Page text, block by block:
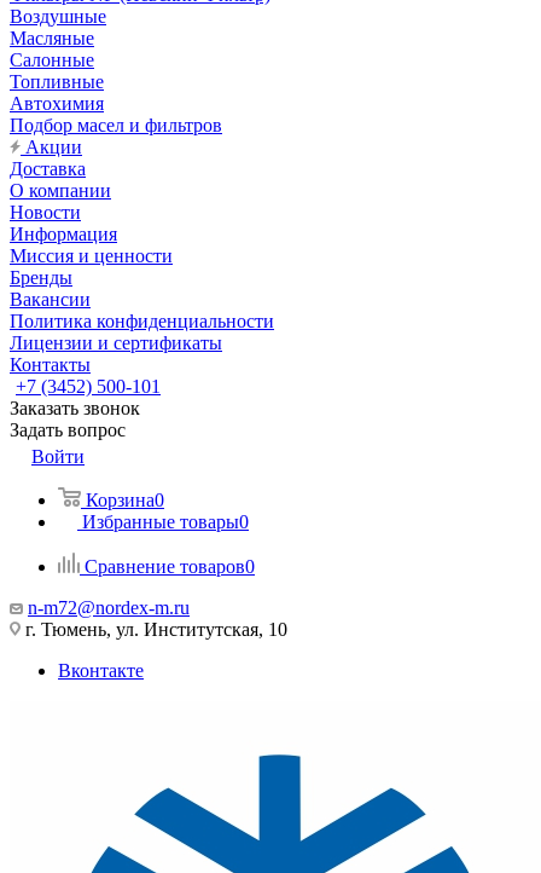
Воздушные
Масляные
Салонные
Топливные
Автохимия
Подбор масел и фильтров
Акции
Доставка
О компании
Новости
Информация
Миссия и ценности
Бренды
Вакансии
Политика конфиденциальности
Лицензии и сертификаты
Контакты
+7 (3452) 500-101
Заказать звонок
Задать вопрос
Войти
Корзина0
Избранные товары0
Сравнение товаров0
n-m72@nordex-m.ru
г. Тюмень, ул. Институтская, 10
Вконтакте